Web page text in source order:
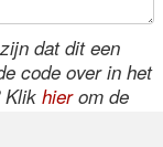
dat dit een
code over in het
Klik hierom de